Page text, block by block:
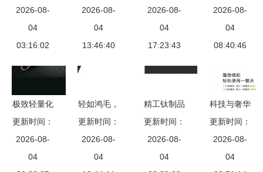
——高端钛
制品眼镜，
重塑您的视
2026-08-
04
03:16:02
餐具到眼
镜，laben
引领生活新
2026-08-
04
13:46:40
创业钛锆五
金制品的专
业之选
2026-08-
04
17:23:43
康钛项环与
钛制品眼
镜，给予你
心呵护
2026-08-
04
08:40:46
极致轻量化
厨房之选
深度解析
30cm日本
更新时间：
2026-08-
04
轻如鸿毛，
健康无
惧”——深
度评测珍珠
更新时间：
2026-08-
04
精工钛制品
宝鸡特钢钛
业助力电镀
与电解行业
更新时间：
2026-08-
04
科技与奢华
的完美融合
华为发布七
款新品，首
更新时间：
2026-08-
04